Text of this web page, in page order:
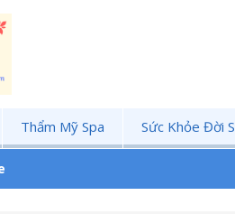
Thẩm Mỹ Spa Sức Khỏe Đời